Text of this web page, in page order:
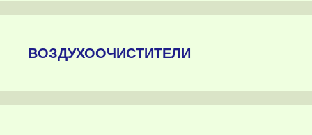
ВОЗДУХООЧИСТИТЕЛИ